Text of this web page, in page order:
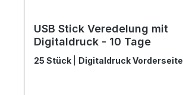
USB Stick Veredelung mit
Digitaldruck - 10 Tage
25 Stück Digitaldruck Vorderseite